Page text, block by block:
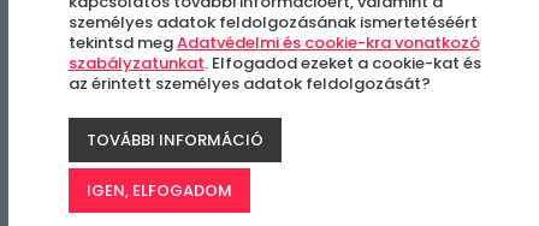
személyes adatok feldolgozásának ismertetéséért
tekintsd megAdatvédelmi és cookie-kra vonatkozó
szabályzatunkat. Elfogadod ezeket a cookie-kat és
az érintett személyes adatok feldolgozását?
TOVÁBBI INFORMÁCIÓ
IGEN, ELFOGADOM